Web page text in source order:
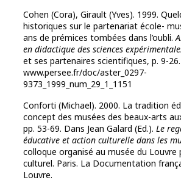
Cohen (Cora), Girault (Yves). 1999.
historiques sur le partenariat école-
ans de prémices tombées dans l’oubli.
en didactique des sciences
et ses partenaires scientifiques, p. 9-26.
www.persee.fr/doc/aster_0297-
9373_1999_num_29_1_1151
Conforti (Michael). 2000. La tradition
concept des musées des beaux-arts
pp. 53-69. Dans Jean Galard (Ed.). Le
éducative et action culturelle dans les
colloque organisé au musée du Louvre
culturel. Paris. La Documentation
Louvre.